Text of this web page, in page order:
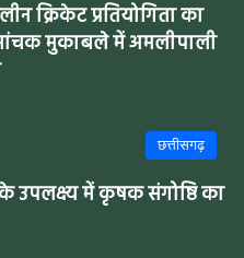
क्रिकेट प्रतियोगिता का
मुकाबले में अमलीपाली
छत्तीसगढ़
उपलक्ष्य में कृषक संगोष्ठि का